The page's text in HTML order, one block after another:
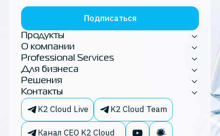
Подписаться
Продукты
О компании
Professional Services
Для бизнеса
Решения
Контакты
K2 Cloud Live K2 Cloud Team
Канал CEO K2 Cloud